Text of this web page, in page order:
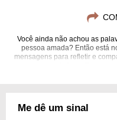
Você ainda não achou as
pessoa amada? Então está
mensagens para refletir e
mais forte. Tenha
Me dê um sinal